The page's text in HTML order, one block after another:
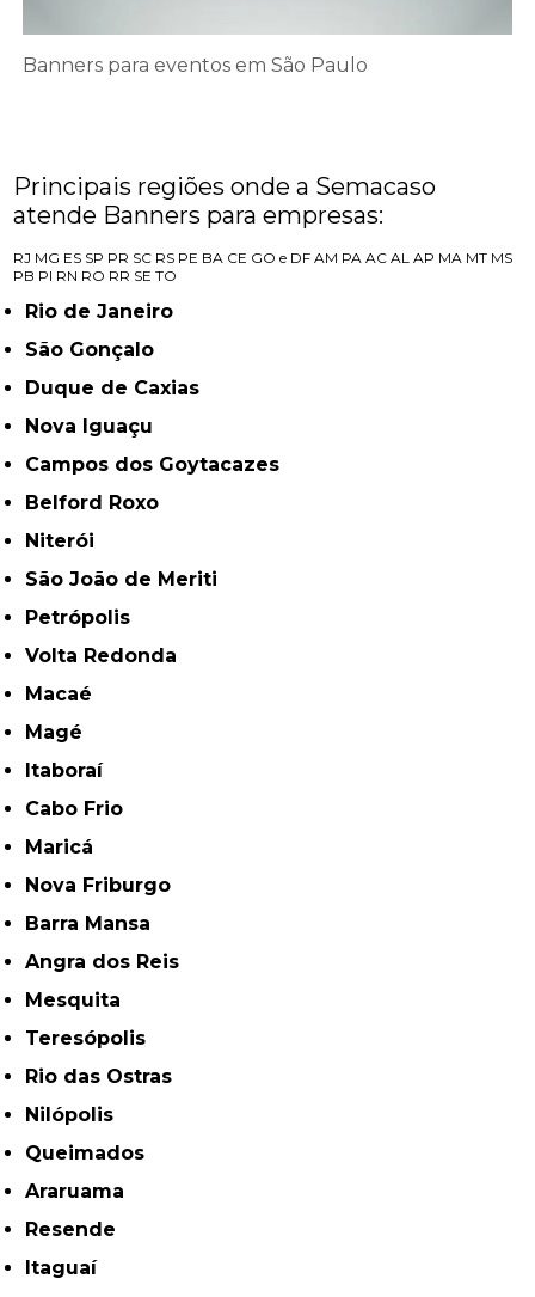
Banners para eventos em São Paulo
Principais regiões onde a Semacaso
atende Banners para empresas:
RJ MG ES SP PR SC RS PE BA CE GO e DF AM PA AC AL AP MA MT MS
PB PI RN RO RR SE TO
Rio de Janeiro
São Gonçalo
Duque de Caxias
Nova Iguaçu
Campos dos Goytacazes
Belford Roxo
Niterói
São João de Meriti
Petrópolis
Volta Redonda
Macaé
Magé
Itaboraí
Cabo Frio
Maricá
Nova Friburgo
Barra Mansa
Angra dos Reis
Mesquita
Teresópolis
Rio das Ostras
Nilópolis
Queimados
Araruama
Resende
Itaguaí